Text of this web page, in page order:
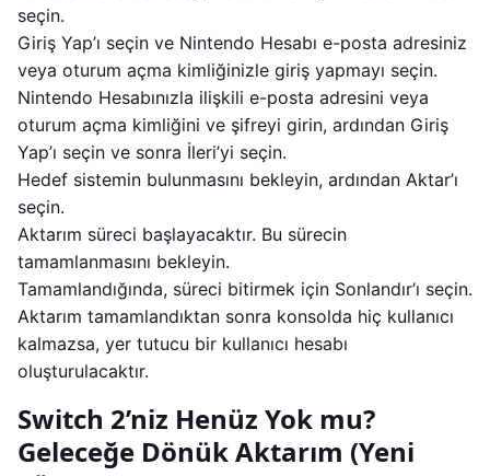
seçin.
Giriş Yap’ı seçin ve Nintendo Hesabı e-posta adresiniz
veya oturum açma kimliğinizle giriş yapmayı seçin.
Nintendo Hesabınızla ilişkili e-posta adresini veya
oturum açma kimliğini ve şifreyi girin, ardından Giriş
Yap’ı seçin ve sonra İleri’yi seçin.
Hedef sistemin bulunmasını bekleyin, ardından Aktar’ı
seçin.
Aktarım süreci başlayacaktır. Bu sürecin
tamamlanmasını bekleyin.
Tamamlandığında, süreci bitirmek için Sonlandır’ı seçin.
Aktarım tamamlandıktan sonra konsolda hiç kullanıcı
kalmazsa, yer tutucu bir kullanıcı hesabı
oluşturulacaktır.
Switch 2’niz Henüz Yok mu?
Geleceğe Dönük Aktarım (Yeni